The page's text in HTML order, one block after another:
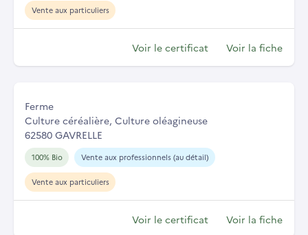
Vente aux particuliers
Voir le certificat Voir la fiche
Ferme
Culture céréalière, Culture oléagineuse
62580 GAVRELLE
100% Bio Vente aux professionnels (au détail)
Vente aux particuliers
Voir le certificat Voir la fiche